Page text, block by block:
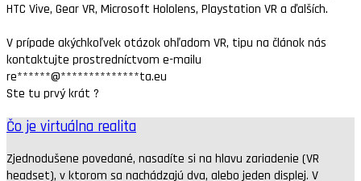
HTC Vive, Gear VR, Microsoft Hololens, Playstation VR a ďalších.
V prípade akýchkoľvek otázok ohľadom VR, tipu na článok nás
kontaktujte prostredníctvom e-mailu
re******@**************ta.eu
Ste tu prvý krát ?
Čo je virtuálna realita
Zjednodušene povedané, nasadíte si na hlavu zariadenie (VR
headset), v ktorom sa nachádzajú dva, alebo jeden displej. V